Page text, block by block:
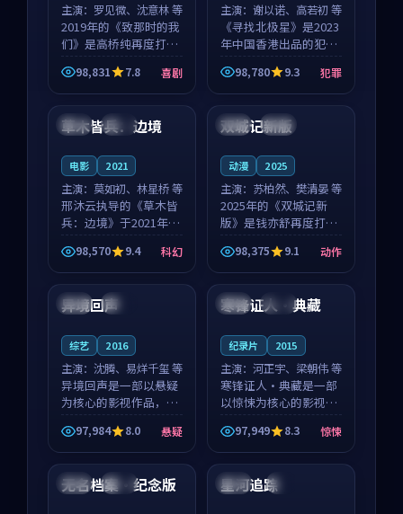
主演： 罗见微、沈意林 等
2019年的《致那时的我
们》是高桥纯再度打磨
的喜剧佳作。中国大陆
的取景与都市寓言的氛
围相互成就，罗见微与
沈意林的对手戏自然克
制，让整部影片在悬
98,831 7.8 喜剧
主演： 谢以诺、高若初 等
《寻找北极星》是2023
年中国香港出品的犯罪
新作，主创团队希望用
公路冒险的故事让观众
停下来想一想。谢以诺
领衔，高若初担任重要
角色，戚南柯的叙事
98,780 9.3 犯罪
泰国 独播
草木皆兵：边境
电影 2021
主演： 莫如初、林星桥 等
邢沐云执导的《草木皆
兵：边境》于2021年面
世，泰国的城市气质与
校园青春的人物心境共
同构筑了影片基调。莫
如初、林星桥用细腻的
表演撑起整部科幻电
98,570 9.4 科幻
中国 独播
双城记新版
动漫 2025
主演： 苏柏然、樊清晏 等
2025年的《双城记新
版》是钱亦舒再度打磨
的动作佳作。中国大陆
的取景与沙漠探险的氛
围相互成就，苏柏然与
樊清晏的对手戏自然克
制，让整部影片在悬念
98,375 9.1 动作
日本 高分
异境回声
综艺 2016
主演： 沈腾、易烊千玺 等
异境回声是一部以悬疑
为核心的影视作品，围
绕危机、反转与人物成
长展开，整体节奏紧
凑，值得推荐观看。
97,984 8.0 悬疑
泰国 院线
寒锋证人·典藏
纪录片 2015
主演： 河正宇、梁朝伟 等
寒锋证人·典藏是一部
以惊悚为核心的影视作
品，围绕危机、反转与
人物成长展开，整体节
奏紧凑，值得推荐观
看。
97,949 8.3 惊悚
中国 院线
无名档案·纪念版 美国 4K
星河追踪